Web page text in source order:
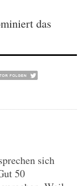
das
sich
50